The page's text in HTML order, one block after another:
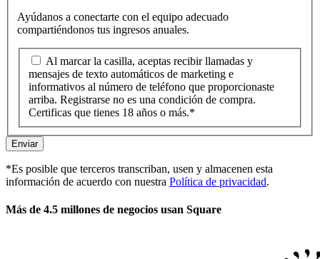
Ayúdanos a conectarte con el equipo adecuado
compartiéndonos tus ingresos anuales.
Al marcar la casilla, aceptas recibir llamadas y
mensajes de texto automáticos de marketing e
informativos al número de teléfono que proporcionaste
arriba. Registrarse no es una condición de compra.
Certificas que tienes 18 años o más.*
Enviar
*Es posible que terceros transcriban, usen y almacenen esta
información de acuerdo con nuestra Política de privacidad.
Más de 4.5 millones de negocios usan Square